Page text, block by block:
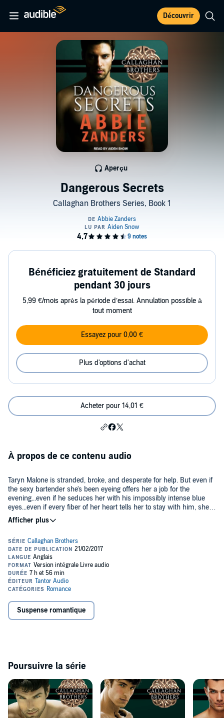
Découvrir
Dangerous Secrets
Callaghan Brothers Series, Book 1
Aperçu
Bénéficiez gratuitement de Standard
pendant 30 jours
5,99 €/mois après la période d’essai. Annulation possible à
tout moment
Essayez pour 0,00 €
Plus d'options d'achat
Acheter pour 14,01 €
À propos de ce contenu audio
Taryn Malone is stranded, broke, and desperate for help. But even if
the sexy bartender she's been eyeing offers her a job for the
evening...even if he seduces her with his impossibly intense blue
eyes...even if every fiber of her heart tells her to stay with him, she
can't. Because Taryn Malone doesn't exist. Jake Callaghan has been
running the family's Irish pub for years now. When he sees Taryn
as a SEAL - he rescues her. It has nothing to do with her full, firm
curves, or her loose, golden-blonde hair, or the way she brushes
against him that sends lightning bolts through his body. It's just the
right thing to do. Really. But both Taryn and Jake are hiding secrets
from each other. Dangerous secrets. And neither one of them knows
just how dangerous it can be to fall in love. Contains mature themes.
©2014 Abbie Zanders (P)2017 Tantor
Suspense romantique
Poursuivre la série